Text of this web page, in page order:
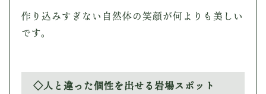
作り込みすぎない自然体の笑顔が何よりも美しい
です。
◇人と違った個性を出せる岩場スポット